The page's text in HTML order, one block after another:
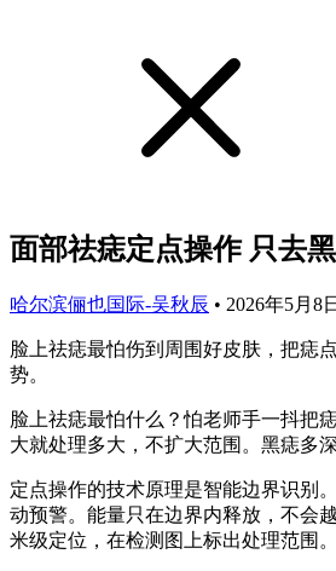
面部祛痣定点操作 只去
哈尔滨俪也国际-吴秋辰 • 2026年5月8
脸上祛痣最怕伤到周围好皮肤，把痣
势。
脸上祛痣最怕什么？怕老师手一抖把
大就处理多大，不扩大范围。黑痣多
定点操作的技术原理是智能边界识别
动预警。能量只在边界内释放，不会越
米级定位，在检测图上标出处理范围